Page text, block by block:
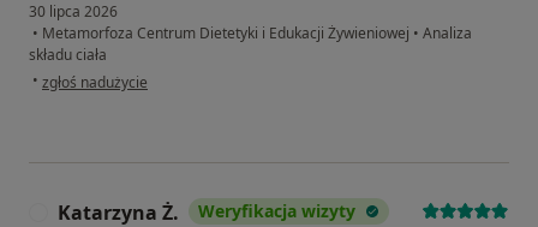
30 lipca 2026
• Metamorfoza Centrum Dietetyki i Edukacji Żywieniowej • Analiza
składu ciała
• w opinii użytkownika Grzegorz
zgłoś nadużycie
Katarzyna Ż. Weryfikacja wizyty